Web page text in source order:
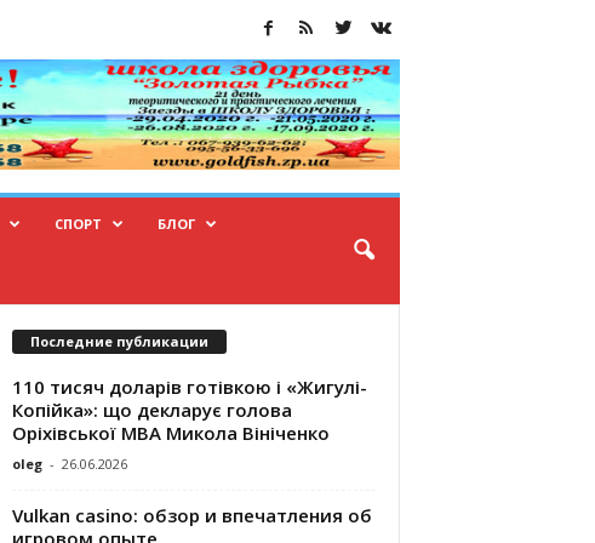
СПОРТ БЛОГ
Последние публикации
110 тисяч доларів готівкою і «Жигулі-
Копійка»: що декларує голова
Оріхівської МВА Микола Вініченко
oleg - 26.06.2026
Vulkan casino: обзор и впечатления об
игровом опыте